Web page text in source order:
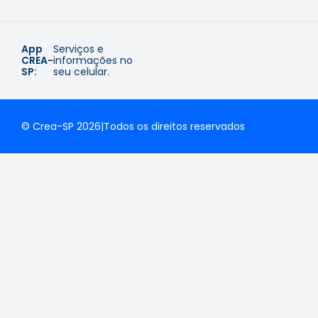
App
CREA-
SP:
Serviços e
informações no
seu celular.
© Crea-SP 2026|Todos os direitos reservados